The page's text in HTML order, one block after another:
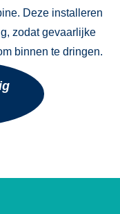
Deze installeren
zodat gevaarlijke
binnen te dringen.